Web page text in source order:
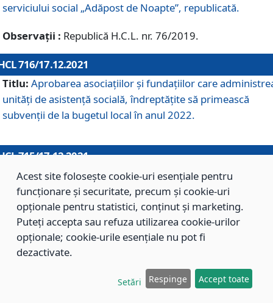
serviciului social „Adăpost de Noapte”, republicată.
Observații : Republică H.C.L. nr. 76/2019.
716/17.12.2021
Titlu: Aprobarea asociaţiilor şi fundaţiilor care
unităţi de asistenţă socială, îndreptăţite să primească
subvenţii de la bugetul local în anul 2022.
715/17.12.2021
Titlu: Aprobarea Planului de acţiuni sau lucrări de interes
local pentru anul 2022.
714/17.12.2021
Titlu: Modificarea Anexei la H.C.L. nr. 709/2020 privind
aprobarea Regulamentului de Organizare şi Funcţionare
Direcţiei de Asistenţă Socială Braşov.
Acest site folosește cookie-uri esențiale pentru
funcționare și securitate, precum și cookie-uri
opționale pentru statistici, conținut și marketing.
Puteți accepta sau refuza utilizarea cookie-urilor
opționale; cookie-urile esențiale nu pot fi
dezactivate.
Setări Respinge Accept toate